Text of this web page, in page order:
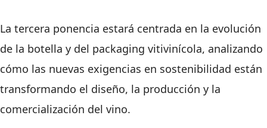
La tercera ponencia estará centrada en la evolución
de la botella y del packaging vitivinícola, analizando
cómo las nuevas exigencias en sostenibilidad están
transformando el diseño, la producción y la
comercialización del vino.